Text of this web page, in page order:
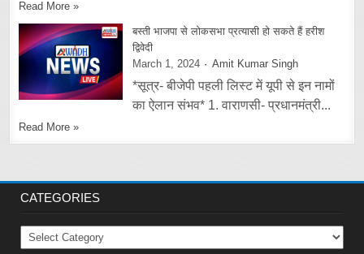
Read More »
बस्ती भाजपा से लोकसभा प्रत्यासी हो सकते हैं हरीश
द्विवेदी
March 1, 2024
Amit Kumar Singh
*सूत्र- बीजेपी पहली लिस्ट में यूपी से इन नामों
का ऐलान संभव* 1. वाराणसी- प्रधानमंत्री...
Read More »
CATEGORIES
Categories